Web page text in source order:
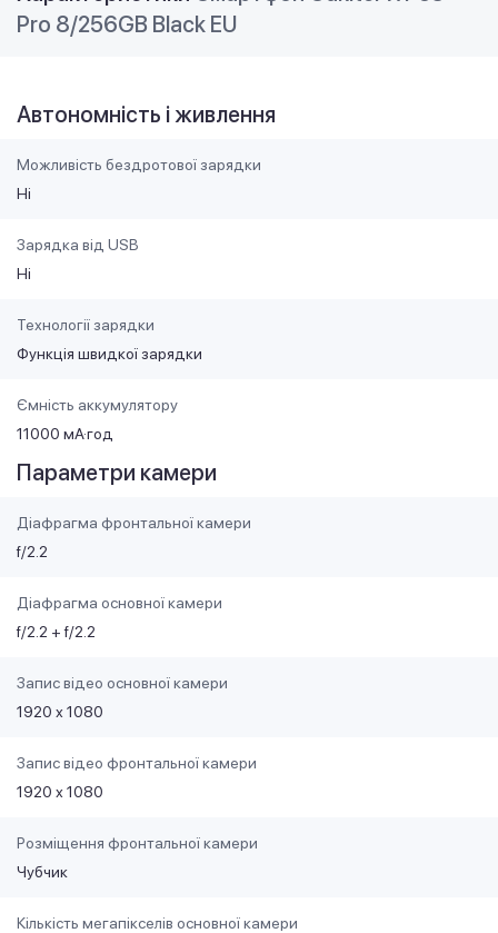
Pro 8/256GB Black EU
Автономність і живлення
Можливість бездротової зарядки
Ні
Зарядка від USB
Ні
Технології зарядки
Функція швидкої зарядки
Ємність аккумулятору
11000 мА·год
Параметри камери
Діафрагма фронтальної камери
f/2.2
Діафрагма основної камери
f/2.2 + f/2.2
Запис відео основної камери
1920 х 1080
Запис відео фронтальної камери
1920 х 1080
Розміщення фронтальної камери
Чубчик
Кількість мегапікселів основної камери